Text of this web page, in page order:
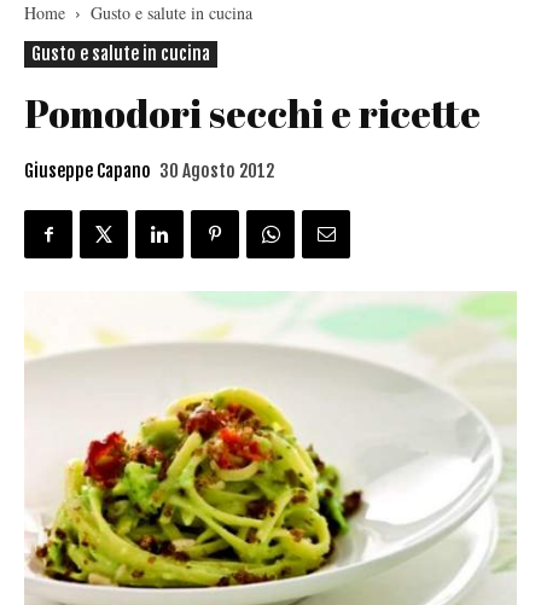
Home
Gusto e salute in cucina
Gusto e salute in cucina
Pomodori secchi e ricette
Giuseppe Capano 30 Agosto 2012